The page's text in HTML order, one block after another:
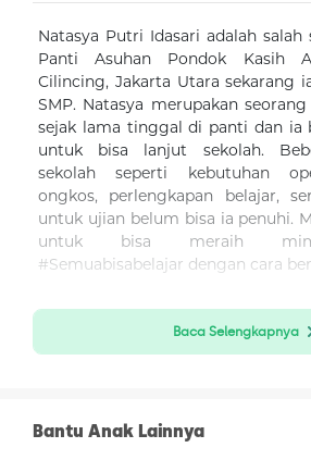
Natasya Putri Idasari adalah salah
Panti Asuhan Pondok Kasih
Cilincing, Jakarta Utara sekarang
SMP. Natasya merupakan
sejak lama tinggal di panti dan ia
untuk bisa lanjut sekolah.
sekolah seperti kebutuhan
ongkos, perlengkapan belajar,
untuk ujian belum bisa ia penuhi.
untuk bisa meraih
#Semuabisabelajar dengan cara
Klik “Donasi Sekarang”
Isi nominal donasi
Boleh memilih donasi
Bisa juga lewat transfer
BCA, BNI).
Baca Selengkapnya
Bantu Anak Lainnya